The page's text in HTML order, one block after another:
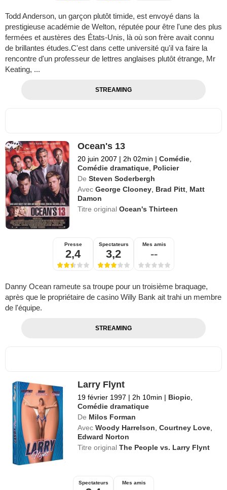
Todd Anderson, un garçon plutôt timide, est envoyé dans la
prestigieuse académie de Welton, réputée pour être l'une des plus
fermées et austères des États-Unis, là où son frère avait connu
de brillantes études.C'est dans cette université qu'il va faire la
rencontre d'un professeur de lettres anglaises plutôt étrange, Mr
Keating, ...
STREAMING
Ocean's 13
20 juin 2007 | 2h 02min | Comédie
Comédie dramatique Policier
De Steven Soderbergh
Avec George Clooney Brad Pitt Matt
Damon
Titre originalOcean's Thirteen
Presse
2,4
Spectateurs
3,2
Mes amis
--
Danny Ocean rameute sa troupe pour un troisième braquage,
après que le propriétaire de casino Willy Bank ait trahi un membre
de l'équipe.
STREAMING
Larry Flynt
19 février 1997 | 2h 10min | Biopic
Comédie dramatique
De Milos Forman
Avec Woody Harrelson ,Courtney Love
Edward Norton
Titre originalThe People vs. Larry Flynt
Spectateurs Mes amis